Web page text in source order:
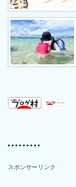
スポンサーリンク